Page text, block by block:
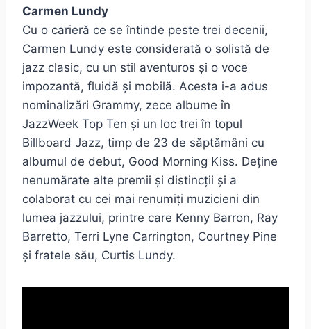
Carmen Lundy
Cu o carieră ce se întinde peste trei decenii,
Carmen Lundy este considerată o solistă de
jazz clasic, cu un stil aventuros și o voce
impozantă, fluidă și mobilă. Acesta i-a adus
nominalizări Grammy, zece albume în
JazzWeek Top Ten și un loc trei în topul
Billboard Jazz, timp de 23 de săptămâni cu
albumul de debut, Good Morning Kiss. Deține
nenumărate alte premii și distincții și a
colaborat cu cei mai renumiți muzicieni din
lumea jazzului, printre care Kenny Barron, Ray
Barretto, Terri Lyne Carrington, Courtney Pine
și fratele său, Curtis Lundy.